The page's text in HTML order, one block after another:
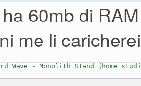
la
60mb di
me li
Wave - Monolith Stand (home